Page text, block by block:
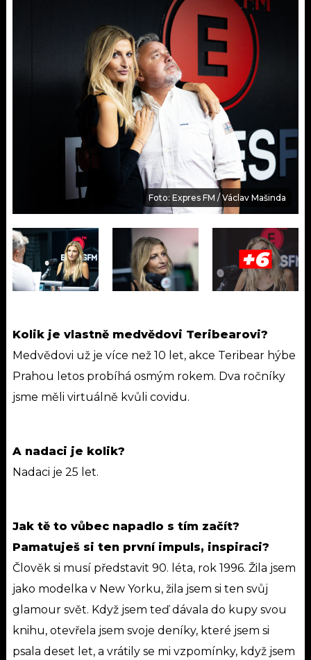
Foto: Expres FM / Václav Mašinda
+6
Kolik je vlastně medvědovi Teribearovi?
Medvědovi už je více než 10 let, akce Teribear hýbe
Prahou letos probíhá osmým rokem. Dva ročníky
jsme měli virtuálně kvůli covidu.
A nadaci je kolik?
Nadaci je 25 let.
Jak tě to vůbec napadlo s tím začít?
Pamatuješ si ten první impuls, inspiraci?
Člověk si musí představit 90. léta, rok 1996. Žila jsem
jako modelka v New Yorku, žila jsem si ten svůj
glamour svět. Když jsem teď dávala do kupy svou
knihu, otevřela jsem svoje deníky, které jsem si
psala deset let, a vrátily se mi vzpomínky, když jsem